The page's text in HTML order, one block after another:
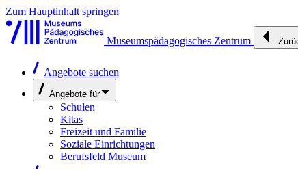
Zum Hauptinhalt springen
Museumspädagogisches Zentrum
Angebote suchen
Angebote für
Schulen
Kitas
Freizeit und Familie
Soziale Einrichtungen
Berufsfeld Museum